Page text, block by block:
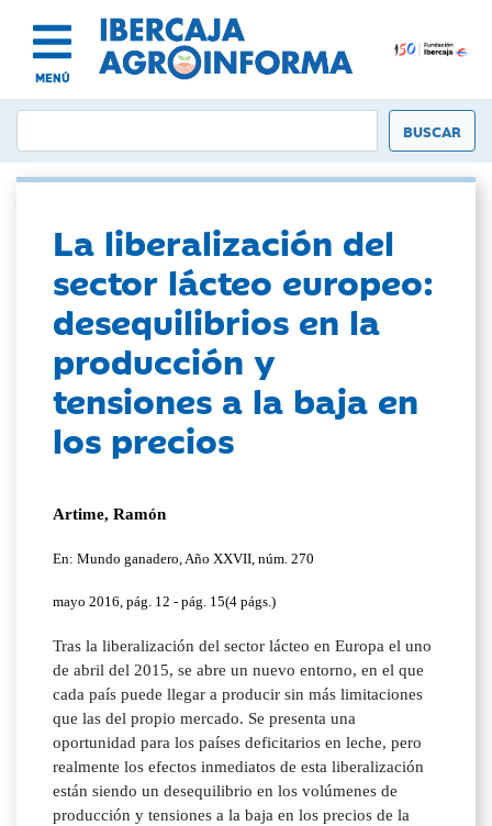
MENÚ
La liberalización del
sector lácteo europeo:
desequilibrios en la
producción y
tensiones a la baja en
los precios
Artime, Ramón
En: Mundo ganadero, Año XXVII, núm. 270
mayo 2016, pág. 12 - pág. 15(4 págs.)
Tras la liberalización del sector lácteo en Europa el uno
de abril del 2015, se abre un nuevo entorno, en el que
cada país puede llegar a producir sin más limitaciones
que las del propio mercado. Se presenta una
oportunidad para los países deficitarios en leche, pero
realmente los efectos inmediatos de esta liberalización
están siendo un desequilibrio en los volúmenes de
producción y tensiones a la baja en los precios de la